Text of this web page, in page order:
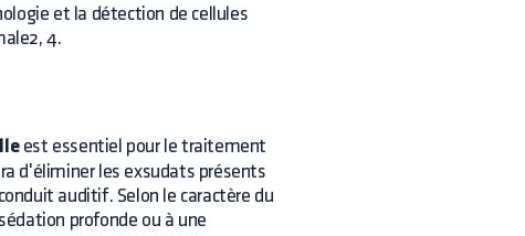
et la détection de cellules
4.
est essentiel pour le traitement
d'éliminer les exsudats présents
auditif. Selon le caractère du
profonde ou à une